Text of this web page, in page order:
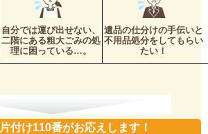
自分では運び出せない、
二階にある粗大ごみの処
理に困っている…。
遺品の仕分けの手伝いと
不用品処分をしてもらい
たい！
付け110番がお応えします！